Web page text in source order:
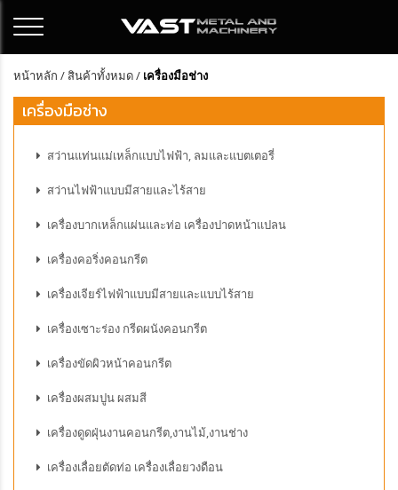
หน้าหลัก / สินค้าทั้งหมด/ เครื่องมือช่าง
เครื่องมือช่าง
สว่านแท่นแม่เหล็กแบบไฟฟ้า, ลมและแบตเตอรี่
สว่านไฟฟ้าแบบมีสายและไร้สาย
เครื่องบากเหล็กแผ่นและท่อ เครื่องปาดหน้าแปลน
เครื่องคอริ่งคอนกรีต
เครื่องเจียร์ไฟฟ้าแบบมีสายและแบบไร้สาย
เครื่องเซาะร่อง กรีดผนังคอนกรีต
เครื่องขัดผิวหน้าคอนกรีต
เครื่องผสมปูน ผสมสี
เครื่องดูดฝุ่นงานคอนกรีต,งานไม้,งานช่าง
เครื่องเลื่อยตัดท่อ เครื่องเลื่อยวงดือน